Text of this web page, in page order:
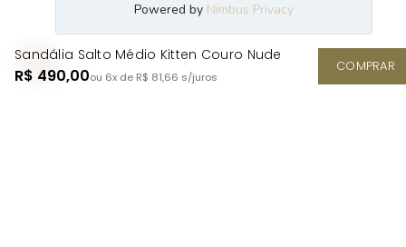
Sandália Salto Médio Kitten Couro Nude
R$ 490,00ou 6x de R$ 81,66 s/juros
COMPRAR